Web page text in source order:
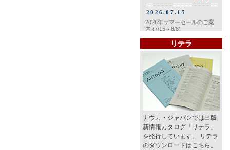
リテラ
ナウカ・ジャパンでは出版
新情報カタログ「リテラ」
を発行しています。 リテラ
のダウンロードはこちら。